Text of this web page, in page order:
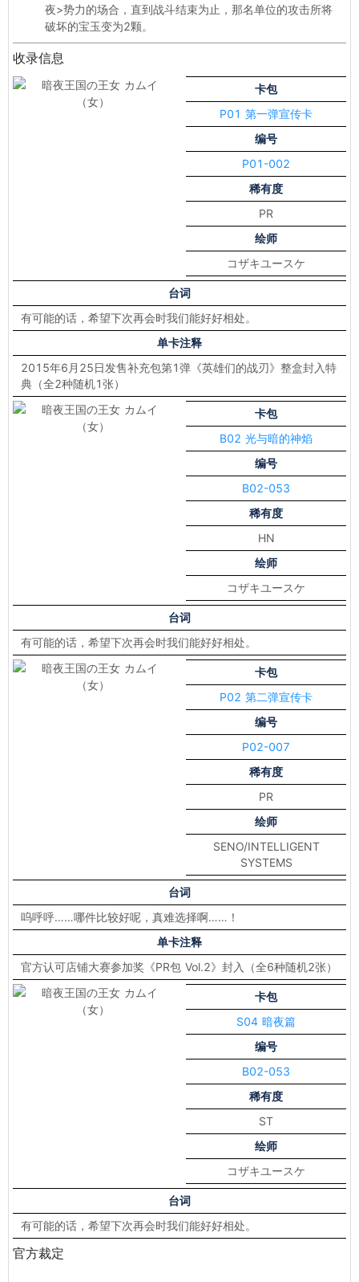
夜>势力的场合，直到战斗结束为止，那名单位的攻击所将
破坏的宝玉变为2颗。
收录信息
卡包
P01 第一弹宣传卡
编号
P01-002
稀有度
PR
绘师
コザキユースケ
台词
有可能的话，希望下次再会时我们能好好相处。
单卡注释
2015年6月25日发售补充包第1弹《英雄们的战刃》整盒封入特
典（全2种随机1张）
卡包
B02 光与暗的神焰
编号
B02-053
稀有度
HN
绘师
コザキユースケ
台词
有可能的话，希望下次再会时我们能好好相处。
卡包
P02 第二弹宣传卡
编号
P02-007
稀有度
PR
绘师
SENO/INTELLIGENT
SYSTEMS
台词
呜呼呼……哪件比较好呢，真难选择啊……！
单卡注释
官方认可店铺大赛参加奖《PR包 Vol.2》封入（全6种随机2张）
卡包
S04 暗夜篇
编号
B02-053
稀有度
ST
绘师
コザキユースケ
台词
有可能的话，希望下次再会时我们能好好相处。
官方裁定